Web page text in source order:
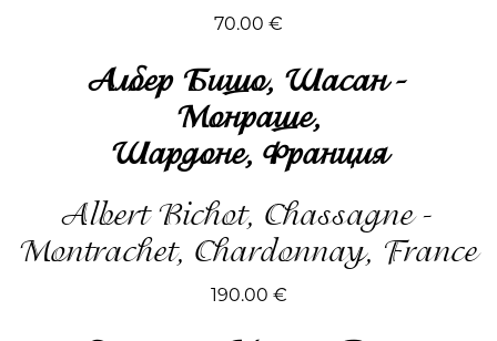
70.00 €
Албер Бишо, Шасан -
Монраше,
Шардоне, Франция
Albert Bichot, Chassagne -
Montrachet, Chardonnay, France
190.00 €